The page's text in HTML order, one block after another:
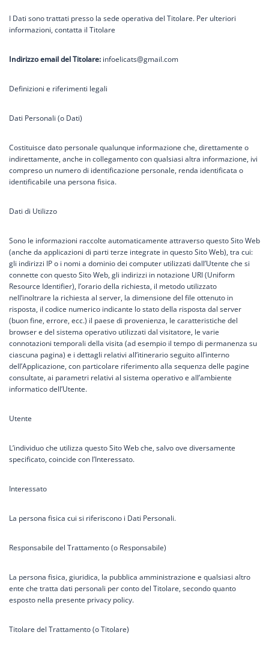
I Dati sono trattati presso la sede operativa del Titolare. Per ulteriori
informazioni, contatta il Titolare
Indirizzo email del Titolare: infoelicats@gmail.com
Definizioni e riferimenti legali
Dati Personali (o Dati)
Costituisce dato personale qualunque informazione che, direttamente o
indirettamente, anche in collegamento con qualsiasi altra informazione, ivi
compreso un numero di identificazione personale, renda identificata o
identificabile una persona fisica.
Dati di Utilizzo
Sono le informazioni raccolte automaticamente attraverso questo Sito Web
(anche da applicazioni di parti terze integrate in questo Sito Web), tra cui:
gli indirizzi IP o i nomi a dominio dei computer utilizzati dall’Utente che si
connette con questo Sito Web, gli indirizzi in notazione URI (Uniform
Resource Identifier), l’orario della richiesta, il metodo utilizzato
nell’inoltrare la richiesta al server, la dimensione del file ottenuto in
risposta, il codice numerico indicante lo stato della risposta dal server
(buon fine, errore, ecc.) il paese di provenienza, le caratteristiche del
browser e del sistema operativo utilizzati dal visitatore, le varie
connotazioni temporali della visita (ad esempio il tempo di permanenza su
ciascuna pagina) e i dettagli relativi all’itinerario seguito all’interno
dell’Applicazione, con particolare riferimento alla sequenza delle pagine
consultate, ai parametri relativi al sistema operativo e all’ambiente
informatico dell’Utente.
Utente
L’individuo che utilizza questo Sito Web che, salvo ove diversamente
specificato, coincide con l’Interessato.
Interessato
La persona fisica cui si riferiscono i Dati Personali.
Responsabile del Trattamento (o Responsabile)
La persona fisica, giuridica, la pubblica amministrazione e qualsiasi altro
ente che tratta dati personali per conto del Titolare, secondo quanto
esposto nella presente privacy policy.
Titolare del Trattamento (o Titolare)